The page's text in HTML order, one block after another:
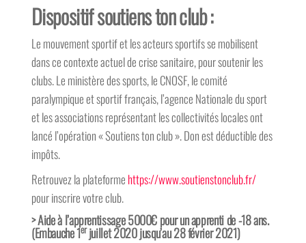
Dispositif soutiens ton club:
Le mouvement sportif et les acteurs sportifs se mobilisent
dans ce contexte actuel de crise sanitaire, pour soutenir les
clubs. Le ministère des sports, le CNOSF, le comité
paralympique et sportif français, l’agence Nationale du sport
et les associations représentant les collectivités locales ont
lancé l’opération « Soutiens ton club ». Don est déductible des
impôts.
Retrouvez la plateforme https://www.soutienstonclub.fr/
pour inscrire votre club.
>Aide à l’apprentissage 5000€pour un apprenti de -18 ans.
(Embauche 1erjuillet 2020 jusqu’au 28 février 2021)